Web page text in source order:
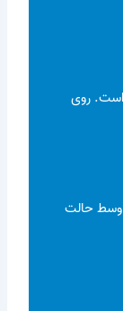
است. روی
وسط حالت